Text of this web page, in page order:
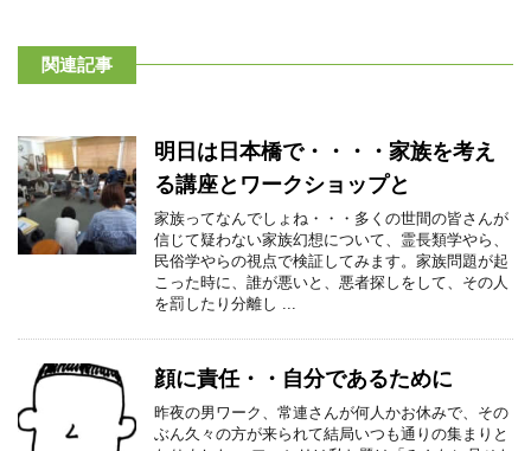
関連記事
明日は日本橋で・・・・家族を考え
る講座とワークショップと
家族ってなんでしょね・・・多くの世間の皆さんが
信じて疑わない家族幻想について、霊長類学やら、
民俗学やらの視点で検証してみます。家族問題が起
こった時に、誰が悪いと、悪者探しをして、その人
を罰したり分離し ...
顔に責任・・自分であるために
昨夜の男ワーク、常連さんが何人かお休みで、その
ぶん久々の方が来られて結局いつも通りの集まりと